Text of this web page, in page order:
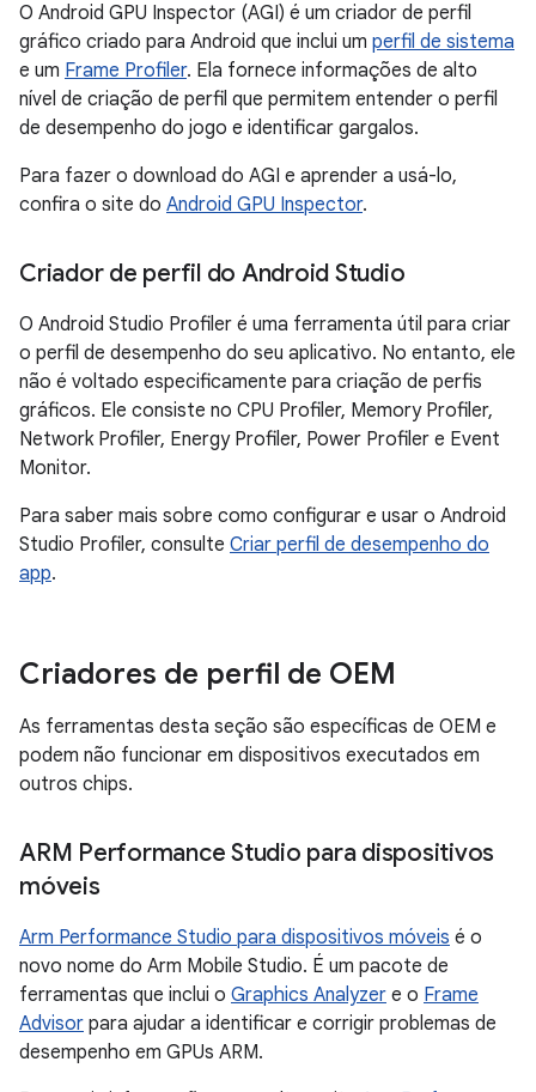
O Android GPU Inspector (AGI) é um criador de perfil
gráfico criado para Android que inclui um perfil de sistema
e um Frame Profiler. Ela fornece informações de alto
nível de criação de perfil que permitem entender o perfil
de desempenho do jogo e identificar gargalos.
Para fazer o download do AGI e aprender a usá-lo,
confira o site do Android GPU Inspector.
Criador de perfil do Android Studio
O Android Studio Profiler é uma ferramenta útil para criar
o perfil de desempenho do seu aplicativo. No entanto, ele
não é voltado especificamente para criação de perfis
gráficos. Ele consiste no CPU Profiler, Memory Profiler,
Network Profiler, Energy Profiler, Power Profiler e Event
Monitor.
Para saber mais sobre como configurar e usar o Android
Studio Profiler, consulte Criar perfil de desempenho do
app.
Criadores de perfil de OEM
As ferramentas desta seção são específicas de OEM e
podem não funcionar em dispositivos executados em
outros chips.
ARM Performance Studio para dispositivos
móveis
Arm Performance Studio para dispositivos móveis é o
novo nome do Arm Mobile Studio. É um pacote de
ferramentas que inclui o Graphics Analyzer e o Frame
Advisor para ajudar a identificar e corrigir problemas de
desempenho em GPUs ARM.